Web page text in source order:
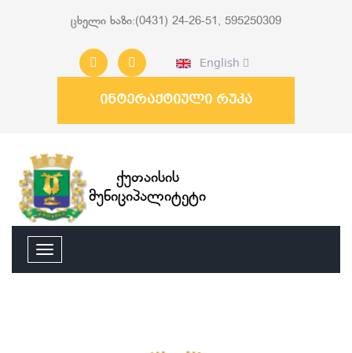
ცხელი ხაზი:(0431) 24-26-51, 595250309
English
ინტერაქტიული რუკა
ქუთაისის
მუნიციპალიტეტი